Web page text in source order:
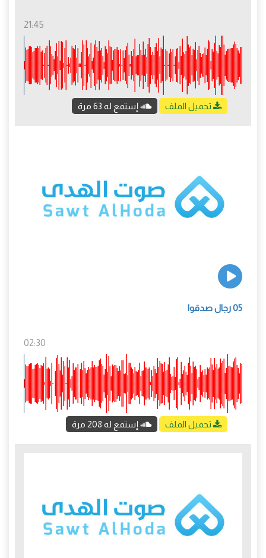
21:45
تحميل الملف إستمع له 63 مرة
05 رجال صدقوا
02:30
تحميل الملف إستمع له 208 مرة